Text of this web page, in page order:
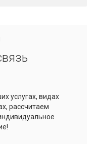
услугах, видах
рассчитаем